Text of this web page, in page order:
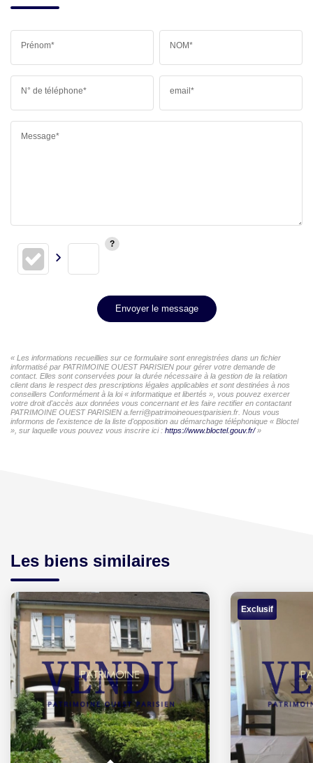
Prénom* NOM*
N° de téléphone* email*
Message*
Envoyer le message
« Les informations recueillies sur ce formulaire sont enregistrées dans un fichier
informatisé par PATRIMOINE OUEST PARISIEN pour gérer votre demande de
contact. Elles sont conservées pour la durée nécessaire à la gestion de la relation
client dans le respect des prescriptions légales applicables et sont destinées à nos
conseillers Conformément à la loi « informatique et libertés », vous pouvez exercer
votre droit d'accès aux données vous concernant et les faire rectifier en contactant
PATRIMOINE OUEST PARISIEN a.ferri@patrimoineouestparisien.fr. Nous vous
informons de l'existence de la liste d'opposition au démarchage téléphonique « Bloctel
», sur laquelle vous pouvez vous inscrire ici : https://www.bloctel.gouv.fr/»
Les biens similaires
Exclusif